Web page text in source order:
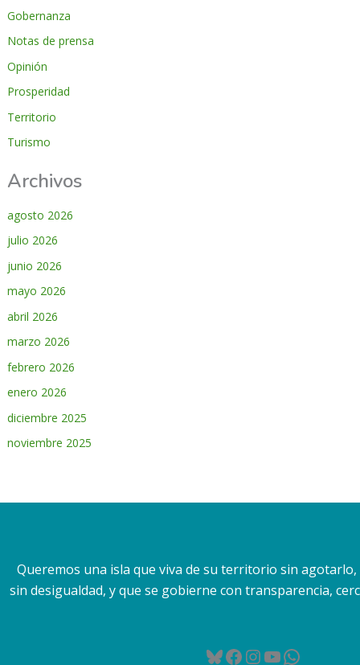
Gobernanza
Notas de prensa
Opinión
Prosperidad
Territorio
Turismo
Archivos
agosto 2026
julio 2026
junio 2026
mayo 2026
abril 2026
marzo 2026
febrero 2026
enero 2026
diciembre 2025
noviembre 2025
Queremos una isla que viva de su territorio sin
sin desigualdad, y que se gobierne con transparencia,
Bluesky
Facebook
Instagram
YouTube